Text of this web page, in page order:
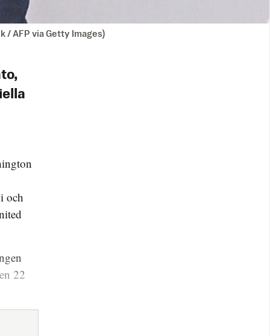
/ AFP via Getty Images)
och
22